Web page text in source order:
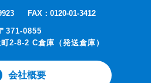
FAX：0120-01-3412
371-0855
2-8-2 C倉庫（発送倉庫）
会社概要